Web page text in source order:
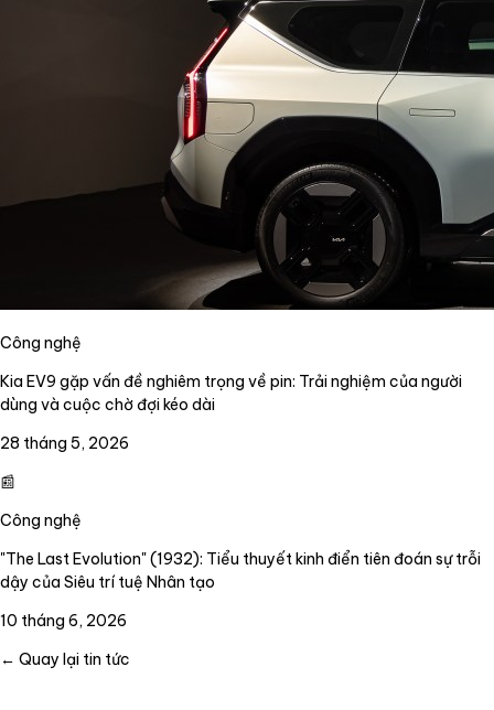
Công nghệ
Kia EV9 gặp vấn đề nghiêm trọng về pin: Trải nghiệm của người
dùng và cuộc chờ đợi kéo dài
28 tháng 5, 2026
📰
Công nghệ
"The Last Evolution" (1932): Tiểu thuyết kinh điển tiên đoán sự trỗi
dậy của Siêu trí tuệ Nhân tạo
10 tháng 6, 2026
← Quay lại tin tức